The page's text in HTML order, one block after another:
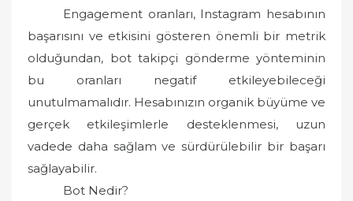
Engagement oranları, Instagram hesabının
başarısını ve etkisini gösteren önemli bir metrik
olduğundan, bot takipçi gönderme yönteminin
bu oranları negatif etkileyebileceği
unutulmamalıdır. Hesabınızın organik büyüme ve
gerçek etkileşimlerle desteklenmesi, uzun
vadede daha sağlam ve sürdürülebilir bir başarı
sağlayabilir.
Bot Nedir?